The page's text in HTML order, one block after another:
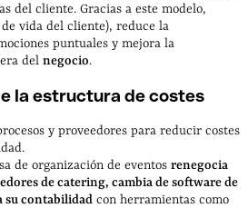
del cliente. Gracias a este modelo,
vida del cliente), reduce la
puntuales y mejora la
del negocio.
la estructura de costes
y proveedores para reducir costes
de organización de eventos renegocia
de catering, cambia de software de
su contabilidad con herramientas como